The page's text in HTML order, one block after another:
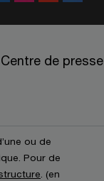
Centre de presse
ou de
Pour de
. (en